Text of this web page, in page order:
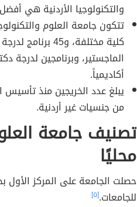
والتكنولوجيا الأردنية هي
أكاديمياً.
من جنسيات غير أردنية.
تصنيف جامعة
محليًا
حصلت الجامعة على المركز الأول
للجامعات.[٥]